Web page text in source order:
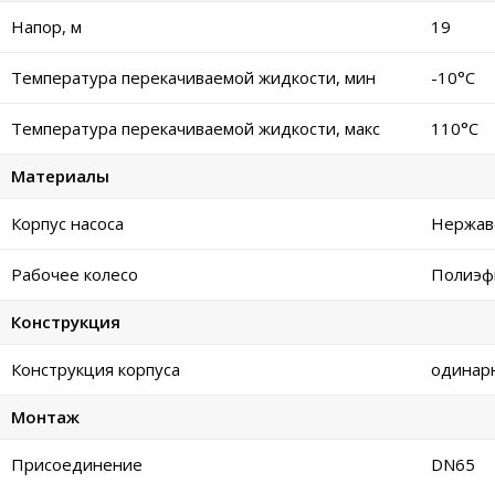
Напор, м 19
Температура перекачиваемой жидкости, мин -10°C
Температура перекачиваемой жидкости, макс 110°C
Материалы
Корпус насоса
Рабочее колесо
Конструкция
Конструкция корпуса
Монтаж
Присоединение DN65